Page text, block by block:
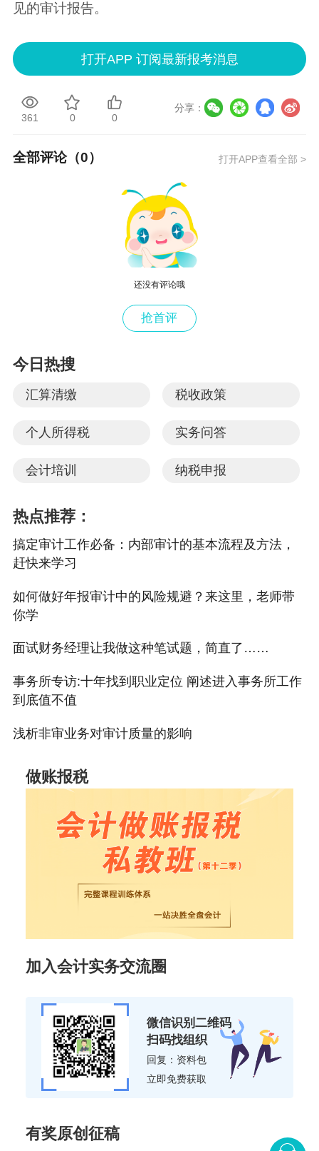
见的审计报告。
打开APP 订阅最新报考消息
361 0 0
分享：
全部评论（0） 打开APP查看全部 >
还没有评论哦
抢首评
今日热搜
汇算清缴 税收政策
个人所得税 实务问答
会计培训 纳税申报
热点推荐：
搞定审计工作必备：内部审计的基本流程及方法，
赶快来学习
如何做好年报审计中的风险规避？来这里，老师带
你学
面试财务经理让我做这种笔试题，简直了……
事务所专访:十年找到职业定位 阐述进入事务所工作
到底值不值
浅析非审业务对审计质量的影响
做账报税
加入会计实务交流圈
微信识别二维码
扫码找组织
回复：资料包
立即免费获取
有奖原创征稿